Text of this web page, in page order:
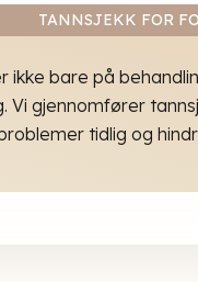
TANNSJEKK FOR
ikke bare på
Vi gjennomfører
tidlig og